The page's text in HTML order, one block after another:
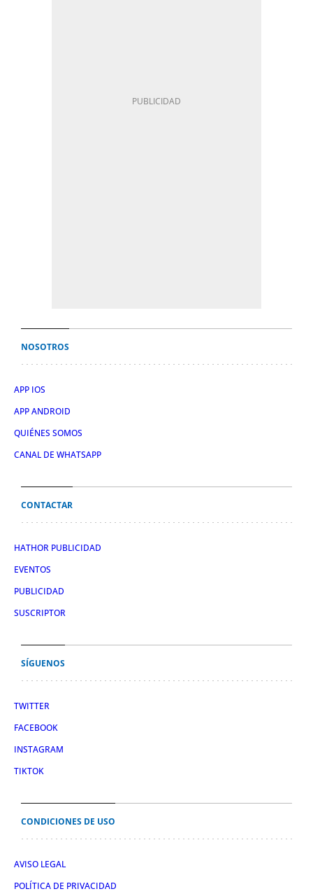
NOSOTROS
APP IOS
APP ANDROID
QUIÉNES SOMOS
CANAL DE WHATSAPP
CONTACTAR
HATHOR PUBLICIDAD
EVENTOS
PUBLICIDAD
SUSCRIPTOR
SÍGUENOS
TWITTER
FACEBOOK
INSTAGRAM
TIKTOK
CONDICIONES DE USO
AVISO LEGAL
POLÍTICA DE PRIVACIDAD